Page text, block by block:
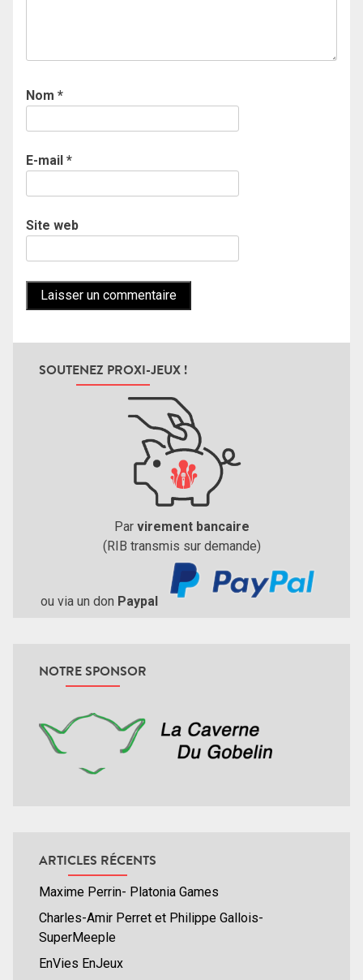
Nom *
E-mail *
Site web
SOUTENEZ PROXI-JEUX !
Par virement bancaire
(RIB transmis sur demande)
ou via un don Paypal
NOTRE SPONSOR
ARTICLES RÉCENTS
Maxime Perrin- Platonia Games
Charles-Amir Perret et Philippe Gallois-
SuperMeeple
EnVies EnJeux